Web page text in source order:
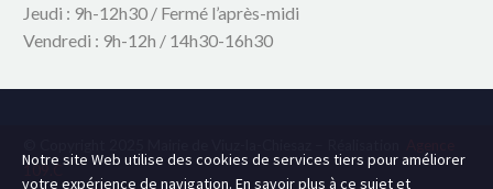
Jeudi : 9h-12h30 / Fermé l’après-midi
Vendredi : 9h-12h / 14h30-16h30
109.C
Notre site Web utilise des cookies de services tiers pour améliorer
votre expérience de navigation. En savoir plus à ce sujet et